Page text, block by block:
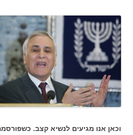
וכאן אנו מגיעים לנשיא קצב.